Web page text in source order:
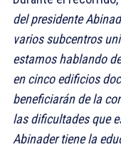
del presidente
varios subcentros
estamos hablando
en cinco edificios
beneficiarán de la
las dificultades que
Abinader tiene la